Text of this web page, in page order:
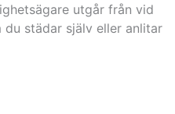
utgår från vid
städar själv eller anlitar